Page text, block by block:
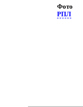
Фото
РПЛ